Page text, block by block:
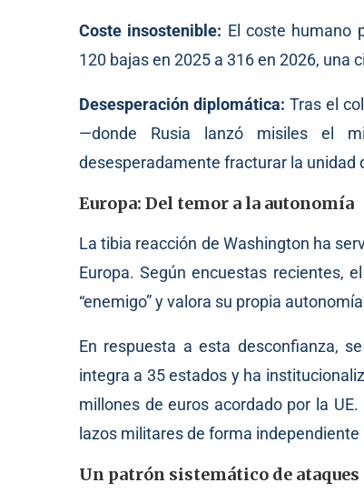
Coste insostenible: El coste humano
120 bajas en 2025 a 316 en 2026, una
Desesperación diplomática: Tras el
—donde Rusia lanzó misiles el
desesperadamente fracturar la unidad
Europa: Del temor a la autonomía
La tibia reacción de Washington ha
Europa. Según encuestas recientes,
“enemigo” y valora su propia
En respuesta a esta desconfianza,
integra a 35 estados y ha
millones de euros acordado por la
lazos militares de forma
Un patrón sistemático de